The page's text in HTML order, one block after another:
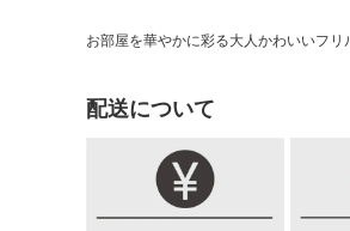
お部屋を華やかに彩る大人かわいいフ
配送について